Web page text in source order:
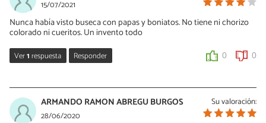
15/07/2021
Nunca había visto buseca con papas y boniatos. No tiene ni chorizo
colorado ni cueritos. Un invento todo
Ver1respuesta Responder 0 0
15/07/2022
estoy de acuerdo
Su valoración:
ARMANDO RAMON ABREGU BURGOS
28/06/2020